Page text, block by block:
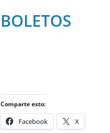
BOLETOS
Comparte esto:
Facebook X